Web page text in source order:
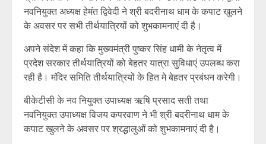
नवनियुक्त अध्यक्ष हेमंत द्विवेदी ने श्री बदरीनाथ धाम के कपाट खुलने
के अवसर पर सभी तीर्थयात्रियों को शुभकामनाएं दी है।
अपने संदेश में कहा कि मुख्यमंत्री पुष्कर सिंह धामी के नेतृत्व में
प्रदेश सरकार तीर्थयात्रियों को बेहतर यात्रा सुविधाएं उपलब्ध करा
रही है। मंदिर समिति तीर्थयात्रियों के हित मे बेहतर प्रबंधन करेगी।
बीकेटीसी के नव नियुक्त उपाध्यक्ष ऋषि प्रसाद सती तथा
नवनियुक्त उपाध्यक्ष विजय कपरवाण ने भी श्री बदरीनाथ धाम के
कपाट खुलने के अवसर पर श्रद्धालुओं को शुभकामनाएं दी है।